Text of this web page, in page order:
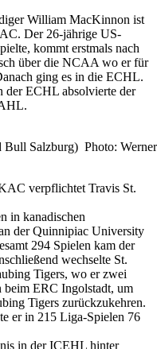
William MacKinnon ist
Der 26-jährige US-
kommt erstmals nach
über die NCAA wo er für
ging es in die ECHL.
der ECHL absolvierte der
Salzburg) Photo: Werner
verpflichtet Travis St.
in kanadischen
der Quinnipiac University
294 Spielen kam der
wechselte St.
Tigers, wo er zwei
beim ERC Ingolstadt, um
Tigers zurückzukehren.
er in 215 Liga-Spielen 76
in der ICEHL hinter